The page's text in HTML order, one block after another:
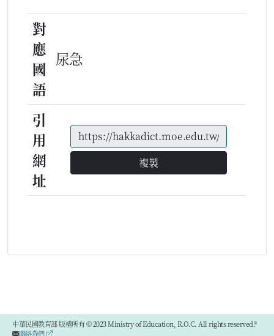
對
應
國
語
尿急
引
用
網
址
複製
中華民國教育部 版權所有 © 2023 Ministry of Education, R.O.C. All rights reserved.®
聯絡我們